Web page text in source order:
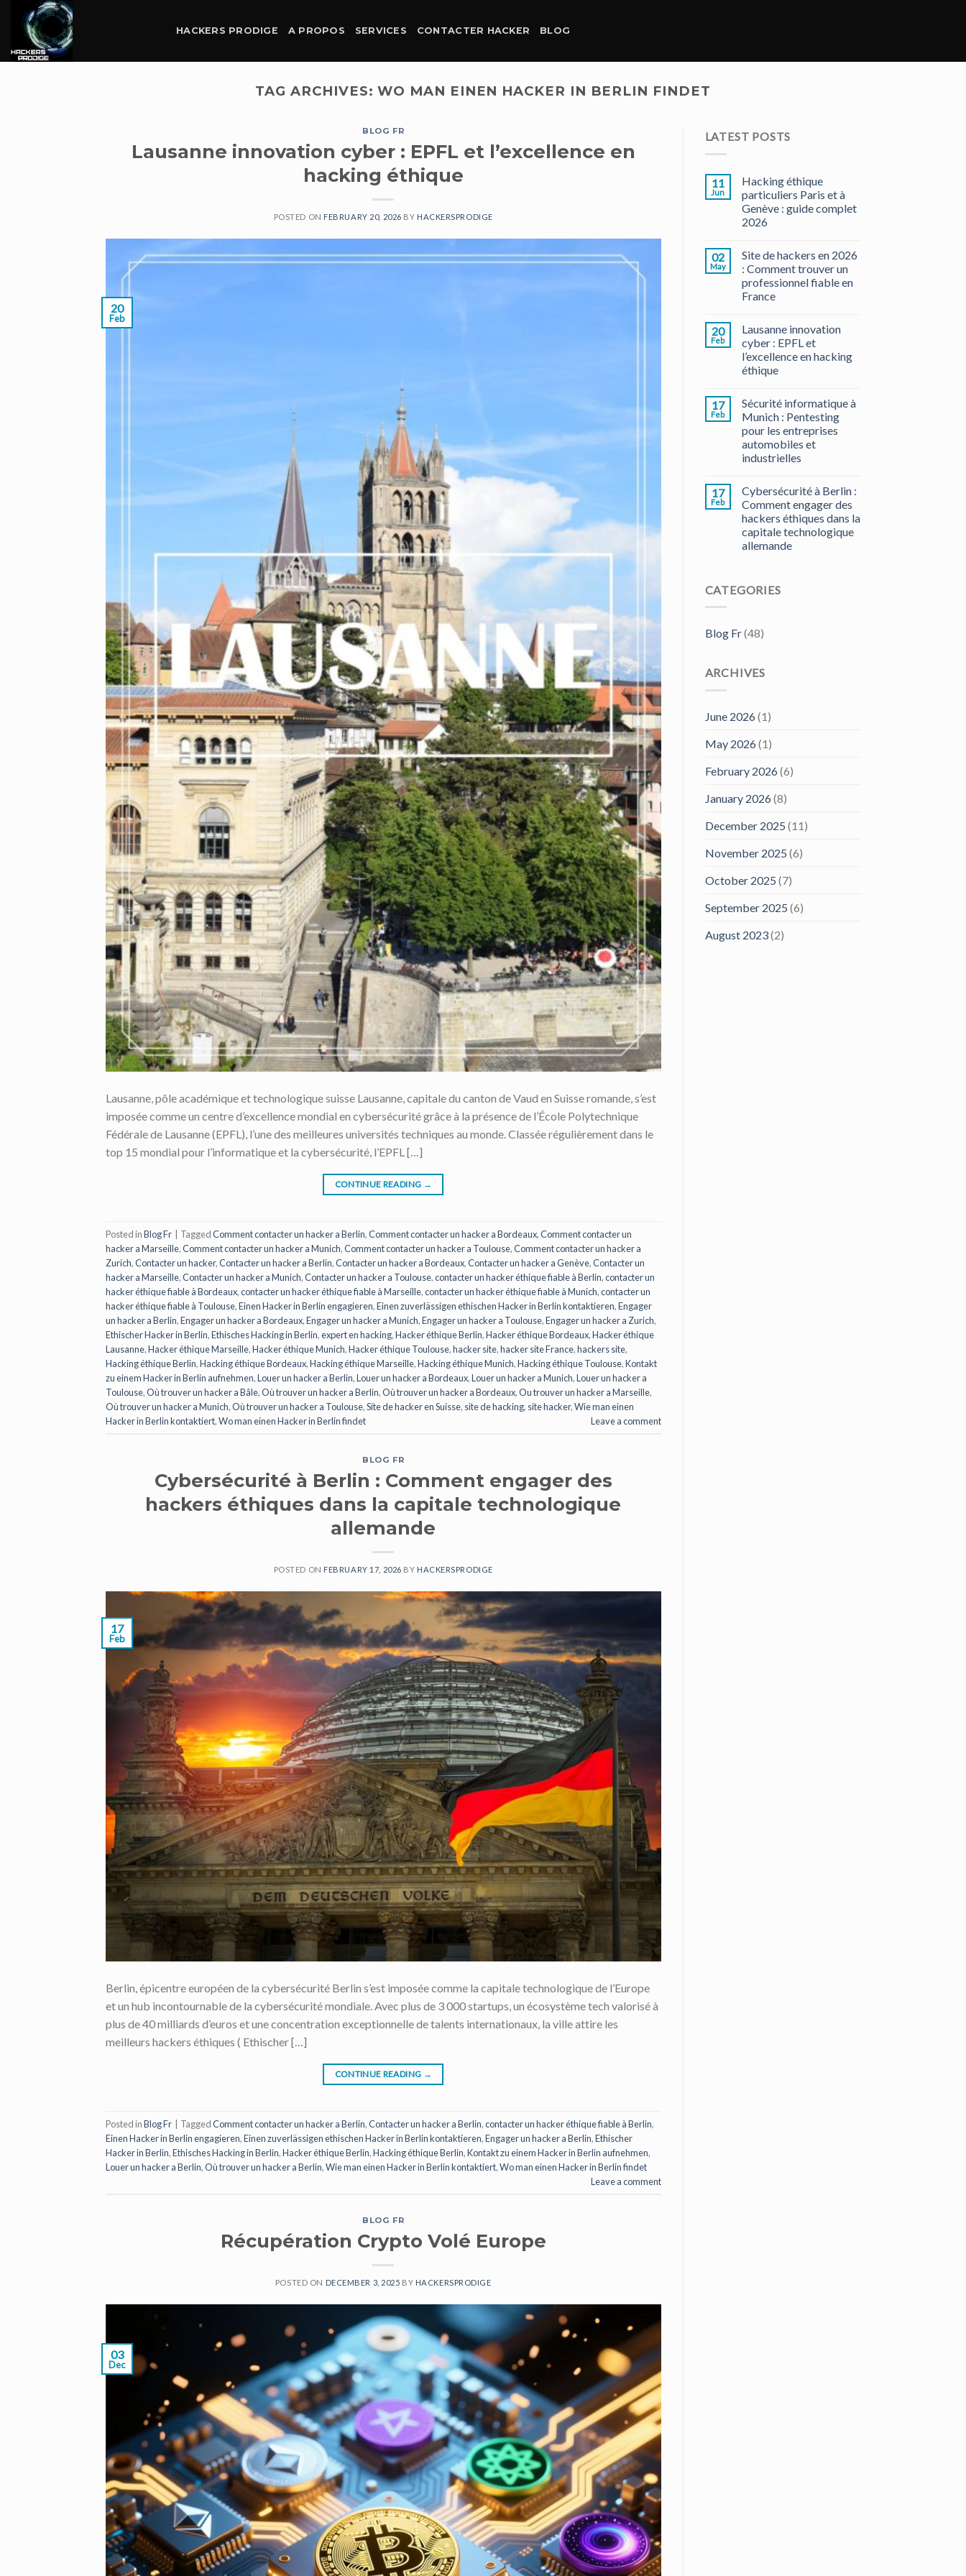
content
HACKERS PRODIGE A PROPOS SERVICES CONTACTER HACKER BLOG
TAG ARCHIVES:WO MAN EINEN HACKER IN BERLIN FINDET
BLOG FR
Lausanne innovation cyber : EPFL et l’excellence en
hacking éthique
POSTED ON FEBRUARY 20, 2026 BY HACKERSPRODIGE
20
Feb
Lausanne, pôle académique et technologique suisse Lausanne, capitale du canton de Vaud en Suisse romande, s’est
imposée comme un centre d’excellence mondial en cybersécurité grâce à la présence de l’École Polytechnique
Fédérale de Lausanne (EPFL), l’une des meilleures universités techniques au monde. Classée régulièrement dans le
top 15 mondial pour l’informatique et la cybersécurité, l’EPFL […]
CONTINUE READING →
Posted inBlog Fr TaggedComment contacter un hacker a Berlin,Comment contacter un hacker a Bordeaux,Comment contacter un
hacker a Marseille,Comment contacter un hacker a Munich,Comment contacter un hacker a Toulouse,Comment contacter un hacker a
Zurich,Contacter un hacker,Contacter un hacker a Berlin,Contacter un hacker a Bordeaux,Contacter un hacker a Genève,Contacter un
hacker a Marseille,Contacter un hacker a Munich,Contacter un hacker a Toulouse,contacter un hacker éthique fiable à Berlin,contacter un
hacker éthique fiable à Bordeaux,contacter un hacker éthique fiable à Marseille,contacter un hacker éthique fiable à Munich,contacter un
hacker éthique fiable à Toulouse,Einen Hacker in Berlin engagieren,Einen zuverlässigen ethischen Hacker in Berlin kontaktieren,Engager
un hacker a Berlin,Engager un hacker a Bordeaux,Engager un hacker a Munich,Engager un hacker a Toulouse,Engager un hacker a Zurich,
Ethischer Hacker in Berlin,Ethisches Hacking in Berlin,expert en hacking,Hacker éthique Berlin,Hacker éthique Bordeaux,Hacker éthique
Lausanne,Hacker éthique Marseille,Hacker éthique Munich,Hacker éthique Toulouse,hacker site,hacker site France,hackers site,
Hacking éthique Berlin,Hacking éthique Bordeaux,Hacking éthique Marseille,Hacking éthique Munich,Hacking éthique Toulouse,Kontakt
zu einem Hacker in Berlin aufnehmen,Louer un hacker a Berlin,Louer un hacker a Bordeaux,Louer un hacker a Munich,Louer un hacker a
Toulouse,Où trouver un hacker a Bâle,Où trouver un hacker a Berlin,Où trouver un hacker a Bordeaux,Ou trouver un hacker a Marseille,
Où trouver un hacker a Munich,Où trouver un hacker a Toulouse,Site de hacker en Suisse, site de hacking, site hacker,Wie man einen
Hacker in Berlin kontaktiert,Wo man einen Hacker in Berlin findet Leave a comment
BLOG FR
Cybersécurité à Berlin : Comment engager des
hackers éthiques dans la capitale technologique
allemande
POSTED ON FEBRUARY 17, 2026 BY HACKERSPRODIGE
17
Feb
Berlin, épicentre européen de la cybersécurité Berlin s’est imposée comme la capitale technologique de l’Europe
et un hub incontournable de la cybersécurité mondiale. Avec plus de 3 000 startups, un écosystème tech valorisé à
plus de 40 milliards d’euros et une concentration exceptionnelle de talents internationaux, la ville attire les
meilleurs hackers éthiques ( Ethischer […]
CONTINUE READING →
Posted inBlog Fr TaggedComment contacter un hacker a Berlin,Contacter un hacker a Berlin,contacter un hacker éthique fiable à Berlin,
Einen Hacker in Berlin engagieren,Einen zuverlässigen ethischen Hacker in Berlin kontaktieren,Engager un hacker a Berlin,Ethischer
Hacker in Berlin,Ethisches Hacking in Berlin,Hacker éthique Berlin,Hacking éthique Berlin,Kontakt zu einem Hacker in Berlin aufnehmen,
Louer un hacker a Berlin,Où trouver un hacker a Berlin,Wie man einen Hacker in Berlin kontaktiert,Wo man einen Hacker in Berlin findet
Leave a comment
BLOG FR
Récupération Crypto Volé Europe
POSTED ON DECEMBER 3, 2025 BY HACKERSPRODIGE
03
Dec
LATEST POSTS
11
Jun
Hacking éthique
particuliers Paris et à
Genève : guide complet
2026
02
May
Site de hackers en 2026
: Comment trouver un
professionnel fiable en
France
20
Feb
Lausanne innovation
cyber : EPFL et
l’excellence en hacking
éthique
17
Feb
Sécurité informatique à
Munich : Pentesting
pour les entreprises
automobiles et
industrielles
17
Feb
Cybersécurité à Berlin :
Comment engager des
hackers éthiques dans la
capitale technologique
allemande
CATEGORIES
Blog Fr(48)
ARCHIVES
June 2026(1)
May 2026(1)
February 2026(6)
January 2026(8)
December 2025 (11)
November 2025 (6)
October 2025 (7)
September 2025 (6)
August 2023(2)